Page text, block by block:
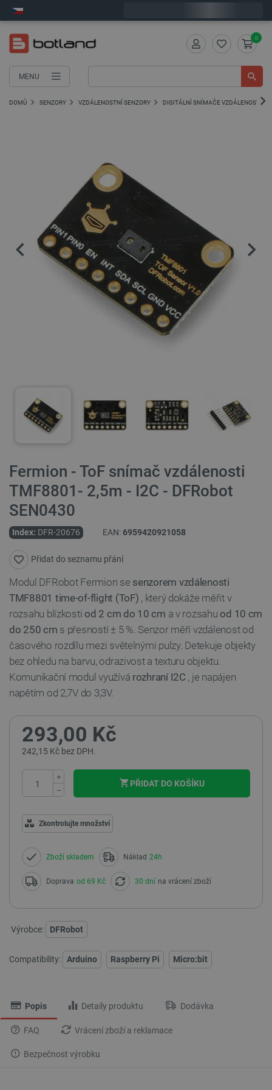
MENU
0
DOMŮ SENZORY VZDÁLENOSTNÍ SENZORY DIGITÁLNÍ SNÍMAČE VZDÁLENOSTI
Fermion - ToF snímač vzdálenosti
TMF8801- 2,5m - I2C - DFRobot
SEN0430
Index: DFR-20676 EAN:6959420921058
Přidat do seznamu přání
Modul DFRobot Fermion se senzorem vzdálenosti
TMF8801 time-of-flight (ToF) , který dokáže měřit v
rozsahu blízkosti od 2 cm do 10 cm a v rozsahu od 10 cm
do 250 cm s přesností ± 5 %. Senzor měří vzdálenost od
časového rozdílu mezi světelnými pulzy. Detekuje objekty
bez ohledu na barvu, odrazivost a texturu objektu.
Komunikační modul využívá rozhraní I2C , je napájen
napětím od 2,7V do 3,3V.
293,00 Kč
242,15 Kč bez DPH.
+
−
PŘIDAT DO KOŠÍKU
Zkontrolujte množství
Zboží skladem Náklad 24h
Doprava od 69 Kč 30 dní na vrácení zboží
Výrobce: DFRobot
Compatibility: Arduino Raspberry Pi Micro:bit
Popis Detaily produktu Dodávka
FAQ Vrácení zboží a reklamace
Bezpečnost výrobku